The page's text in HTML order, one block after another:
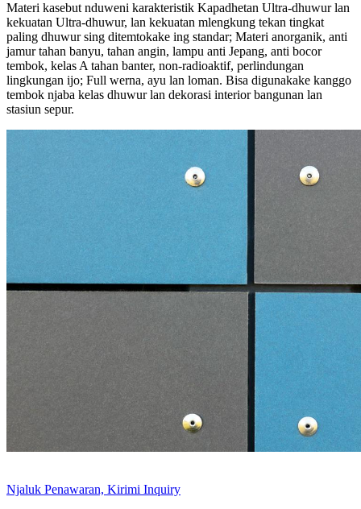
Materi kasebut nduweni karakteristik Kapadhetan Ultra-dhuwur lan
kekuatan Ultra-dhuwur, lan kekuatan mlengkung tekan tingkat
paling dhuwur sing ditemtokake ing standar; Materi anorganik, anti
jamur tahan banyu, tahan angin, lampu anti Jepang, anti bocor
tembok, kelas A tahan banter, non-radioaktif, perlindungan
lingkungan ijo; Full werna, ayu lan loman. Bisa digunakake kanggo
tembok njaba kelas dhuwur lan dekorasi interior bangunan lan
stasiun sepur.
Njaluk Penawaran, Kirimi Inquiry